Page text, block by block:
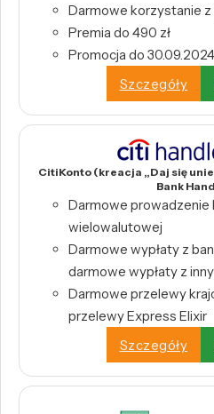
Darmowe korzystanie
Premia do 490 zł
Promocja do 30.09.2024
Szczegóły
CitiKonto (kreacja „Daj się
Bank
Darmowe prowadzenie
wielowalutowej
Darmowe wypłaty z
darmowe wypłaty z
Darmowe przelewy
przelewy Express Elixir
Szczegóły